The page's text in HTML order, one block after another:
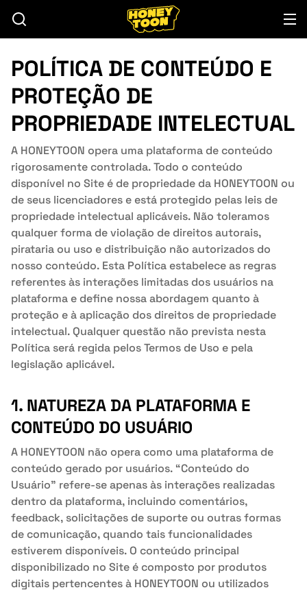
POLÍTICA DE CONTEÚDO E
PROTEÇÃO DE
PROPRIEDADE INTELECTUAL
A HONEYTOON opera uma plataforma de conteúdo
rigorosamente controlada. Todo o conteúdo
disponível no Site é de propriedade da HONEYTOON ou
de seus licenciadores e está protegido pelas leis de
propriedade intelectual aplicáveis. Não toleramos
qualquer forma de violação de direitos autorais,
pirataria ou uso e distribuição não autorizados do
nosso conteúdo. Esta Política estabelece as regras
referentes às interações limitadas dos usuários na
plataforma e define nossa abordagem quanto à
proteção e à aplicação dos direitos de propriedade
intelectual. Qualquer questão não prevista nesta
Política será regida pelos Termos de Uso e pela
legislação aplicável.
1. NATUREZA DA PLATAFORMA E
CONTEÚDO DO USUÁRIO
A HONEYTOON não opera como uma plataforma de
conteúdo gerado por usuários. “Conteúdo do
Usuário” refere-se apenas às interações realizadas
dentro da plataforma, incluindo comentários,
feedback, solicitações de suporte ou outras formas
de comunicação, quando tais funcionalidades
estiverem disponíveis. O conteúdo principal
disponibilizado no Site é composto por produtos
digitais pertencentes à HONEYTOON ou utilizados